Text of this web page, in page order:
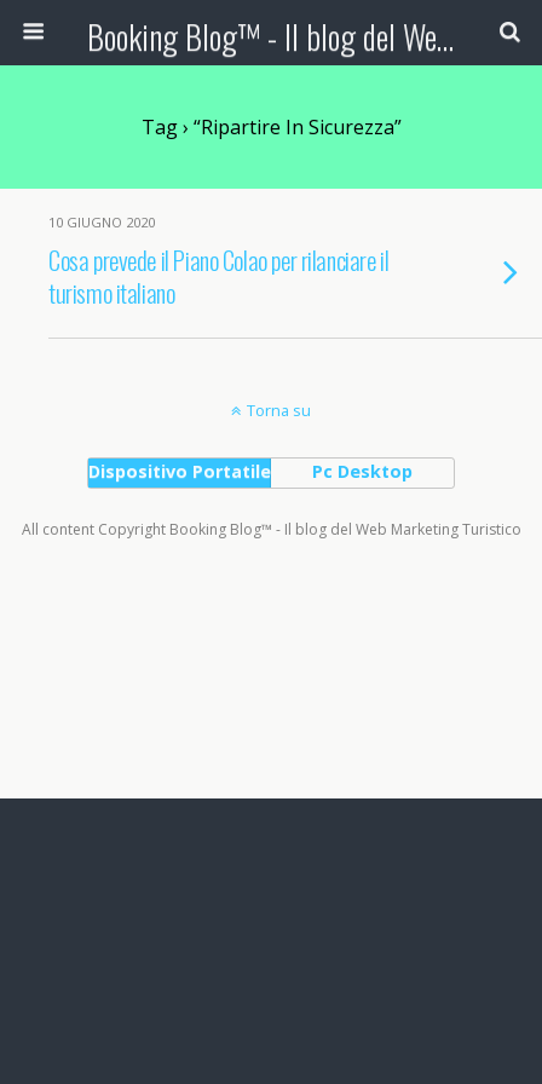
Booking Blog™ - Il blog del Web Marketing Turistico
Tag › “Ripartire In Sicurezza”
10 GIUGNO 2020
Cosa prevede il Piano Colao per rilanciare il
turismo italiano
Torna su
Dispositivo Portatile Pc Desktop
All content Copyright Booking Blog™ - Il blog del Web Marketing Turistico